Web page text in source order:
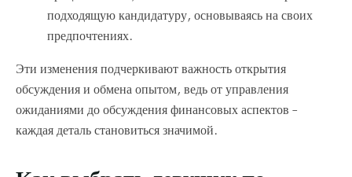
подходящую кандидатуру, основываясь на своих
предпочтениях.
Эти изменения подчеркивают важность открытия
обсуждения и обмена опытом, ведь от управления
ожиданиями до обсуждения финансовых аспектов –
каждая деталь становиться значимой.